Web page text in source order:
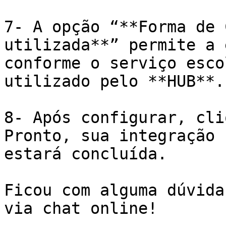
7- A opção “**Forma
utilizada**” permite a
conforme o serviço
utilizado pelo **HUB**.
8- Após configurar,
Pronto, sua integração
estará concluída.
Ficou com alguma
via chat online!